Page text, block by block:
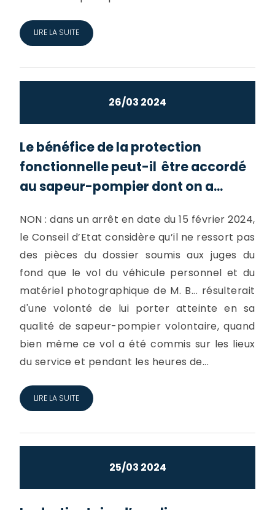
LIRE LA SUITE
26/03 2024
Le bénéfice de la protection
fonctionnelle peut-il être accordé
au sapeur-pompier dont on a...
NON : dans un arrêt en date du 15 février 2024,
le Conseil d’Etat considère qu’il ne ressort pas
des pièces du dossier soumis aux juges du
fond que le vol du véhicule personnel et du
matériel photographique de M. B... résulterait
d'une volonté de lui porter atteinte en sa
qualité de sapeur-pompier volontaire, quand
bien même ce vol a été commis sur les lieux
du service et pendant les heures de...
LIRE LA SUITE
25/03 2024